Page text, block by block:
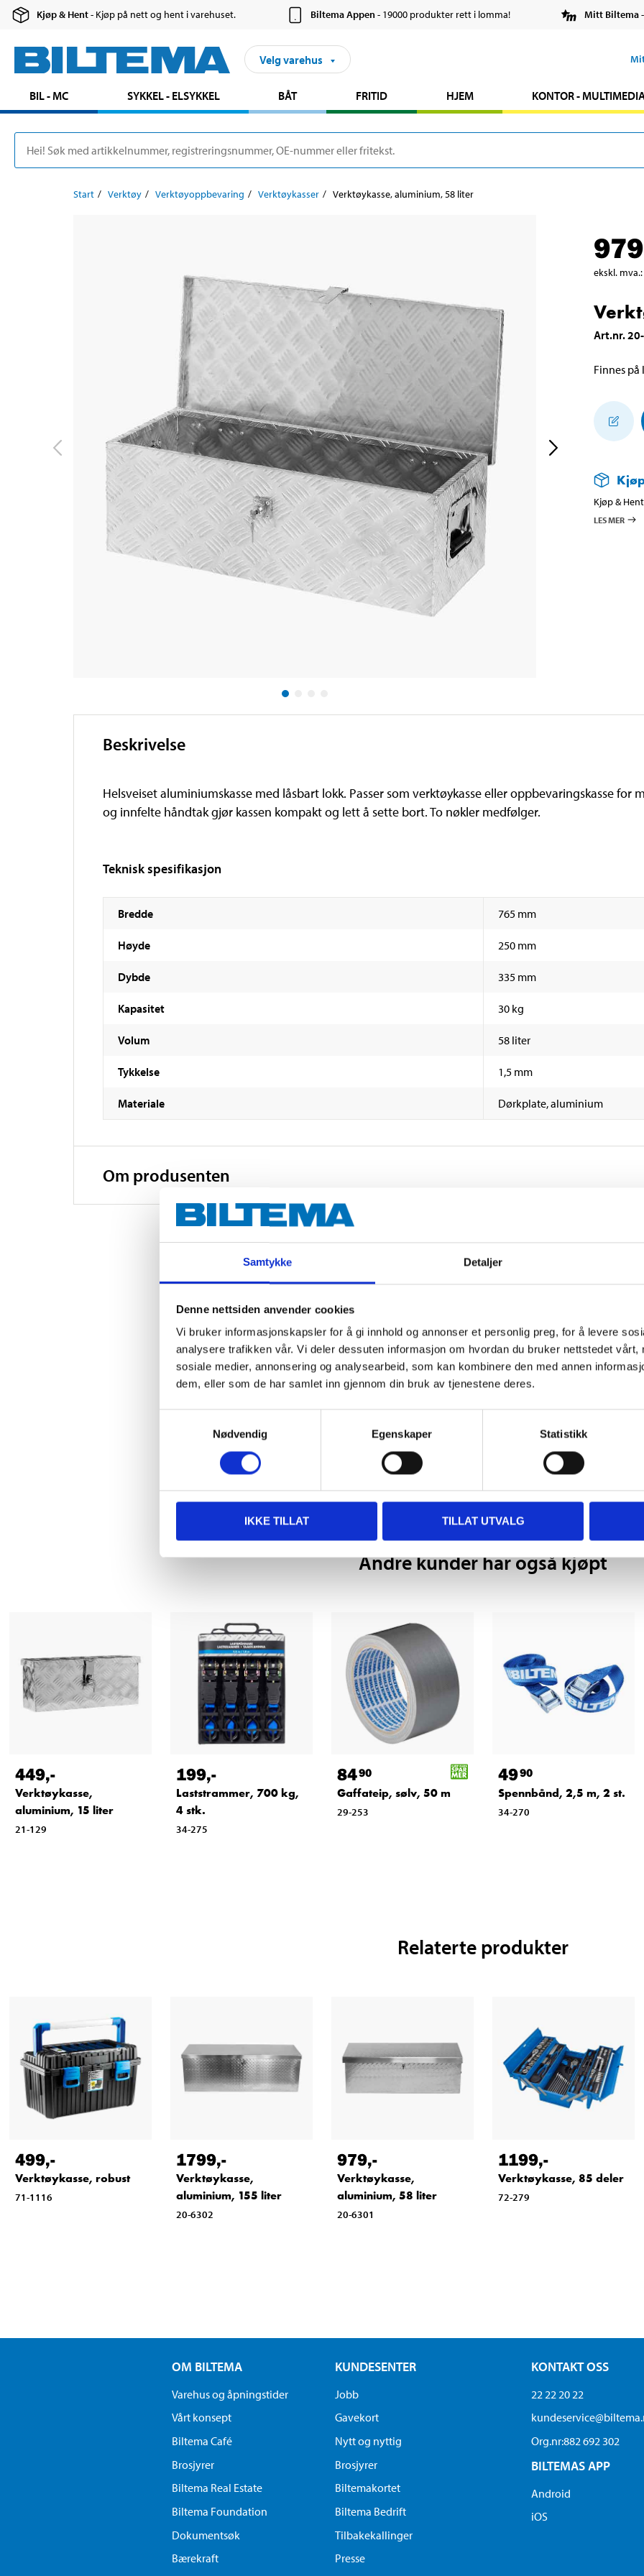
Samtykke Detaljer
Denne nettsiden anvender cookies
Vi bruker informasjonskapsler for å gi innhold og annonser et personlig preg, for å levere
analysere trafikken vår. Vi deler dessuten informasjon om hvordan du bruker nettstedet vårt,
sosiale medier, annonsering og analysearbeid, som kan kombinere den med annen
dem, eller som de har samlet inn gjennom din bruk av tjenestene deres.
Nødvendig
Egenskaper Statistikk
IKKE TILLAT TILLAT UTVALG
Kjøp & Hent- Kjøp på nett og hent i varehuset. Biltema Appen- 19000 produkter rett i lomma! Mitt Biltema
Velg varehus
BIL - MC SYKKEL - ELSYKKEL BÅT FRITID HJEM KONTOR -
Start Verktøy Verktøyoppbevaring Verktøykasser Verktøykasse, aluminium, 58 liter
979
ekskl. mva.:
Art.nr.
Finnes på
Kjøp &
LES MER
Beskrivelse
Helsveiset aluminiumskasse med låsbart lokk. Passer som verktøykasse eller oppbevaringskasse for
og innfelte håndtak gjør kassen kompakt og lett å sette bort. To nøkler medfølger.
Teknisk spesifikasjon
Bredde 765 mm
Høyde 250 mm
Dybde 335 mm
Kapasitet 30 kg
Volum 58 liter
Tykkelse 1,5 mm
Materiale Dørkplate, aluminium
Om produsenten
DEL OPP DIN
Andre kunder har også kjøpt
449,-
Verktøykasse,
aluminium, 15 liter
21-129
199,-
Laststrammer, 700 kg,
4 stk.
34-275
8490
Gaffateip, sølv, 50 m
29-253
4990
Spennbånd, 2,5 m, 2 st.
34-270
Relaterte produkter
499,-
Verktøykasse, robust
71-1116
1799,-
Verktøykasse,
aluminium, 155 liter
20-6302
979,-
Verktøykasse,
aluminium, 58 liter
20-6301
1199,-
Verktøykasse, 85 deler
72-279
OM BILTEMA
Varehus og åpningstider
Vårt konsept
Biltema Café
Brosjyrer
Biltema Real Estate
Biltema Foundation
Dokumentsøk
Bærekraft
KUNDESENTER
Jobb
Gavekort
Nytt og nyttig
Brosjyrer
Biltemakortet
Biltema Bedrift
Tilbakekallinger
Presse
KONTAKT OSS
22 22 20 22
Org.nr:882 692 302
BILTEMAS APP
Android
iOS